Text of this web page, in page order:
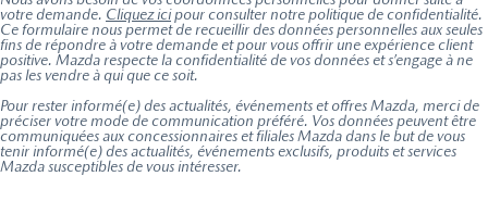
votre demande. Cliquez icipour consulter notre politique de confidentialité.
Ce formulaire nous permet de recueillir des données personnelles aux seules
fins de répondre à votre demande et pour vous offrir une expérience client
positive. Mazda respecte la confidentialité de vos données et s’engage à ne
pas les vendre à qui que ce soit.
Pour rester informé(e) des actualités, événements et offres Mazda, merci de
préciser votre mode de communication préféré. Vos données peuvent être
communiquées aux concessionnaires et filiales Mazda dans le but de vous
tenir informé(e) des actualités, événements exclusifs, produits et services
Mazda susceptibles de vous intéresser.